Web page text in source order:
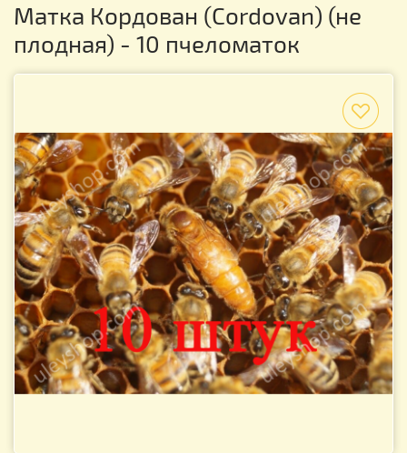
Матка Кордован (Cordovan) (не
плодная) - 10 пчеломаток